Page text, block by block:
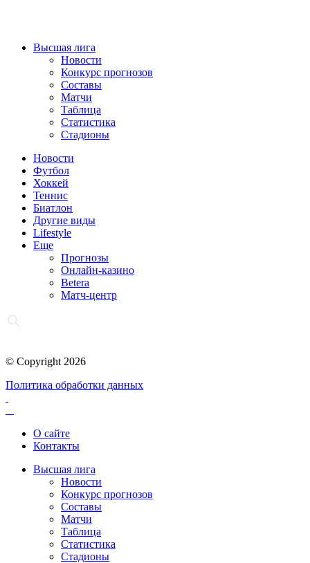
Высшая лига
Новости
Конкурс прогнозов
Составы
Матчи
Таблица
Статистика
Стадионы
Новости
Футбол
Хоккей
Теннис
Биатлон
Другие виды
Lifestyle
Еще
Прогнозы
Онлайн-казино
Betera
Матч-центр
© Copyright 2026
Политика обработки данных
О сайте
Контакты
Высшая лига
Новости
Конкурс прогнозов
Составы
Матчи
Таблица
Статистика
Стадионы